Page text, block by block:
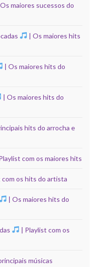
maiores sucessos do
| Os maiores hits
| Os maiores hits do
| Os maiores hits do
hits do arrocha e
com os maiores hits
com os hits do artista
| Os maiores hits do
| Playlist com os
músicas